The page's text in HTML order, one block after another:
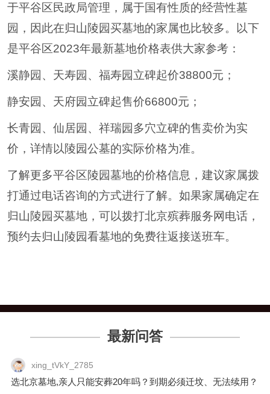
于平谷区民政局管理，属于国有性质的经营性墓
园，因此在归山陵园买墓地的家属也比较多。以下
是平谷区2023年最新墓地价格表供大家参考：
溪静园、天寿园、福寿园立碑起价38800元；
静安园、天府园立碑起售价66800元；
长青园、仙居园、祥瑞园多穴立碑的售卖价为实
价，详情以陵园公墓的实际价格为准。
了解更多平谷区陵园墓地的价格信息，建议家属拨
打通过电话咨询的方式进行了解。如果家属确定在
归山陵园买墓地，可以拨打北京殡葬服务网电话，
预约去归山陵园看墓地的免费往返接送班车。
最新问答
xing_tVkY_2785
选北京墓地,亲人只能安葬20年吗？到期必须迁坟、无法续用？